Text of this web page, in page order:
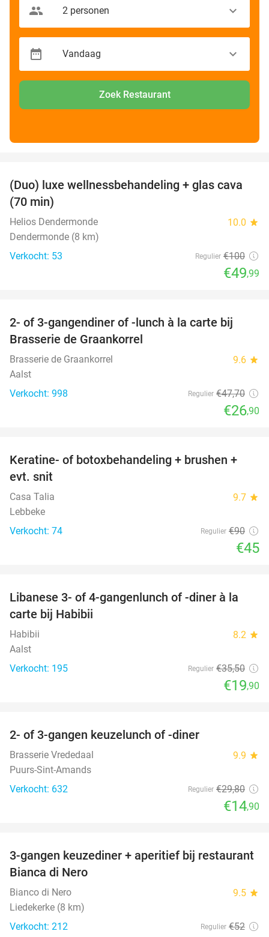
Zoek Restaurant
50%
(Duo) luxe wellnessbehandeling + glas cava
(70 min)
Helios Dendermonde 10.0 star
Dendermonde (8 km)
Verkocht: 53
Regulier €100
€49,99
44%
2- of 3-gangendiner of -lunch à la carte bij
Brasserie de Graankorrel
Brasserie de Graankorrel 9.6 star
Aalst
Verkocht: 998
Regulier €47,70
€26,90
50%
Keratine- of botoxbehandeling + brushen +
evt. snit
Casa Talia 9.7 star
Lebbeke
Verkocht: 74
Regulier €90
€45
44%
Libanese 3- of 4-gangenlunch of -diner à la
carte bij Habibii
Habibii 8.2 star
Aalst
Verkocht: 195
Regulier €35,50
€19,90
2- of 3-gangen keuzelunch of -diner
Brasserie Vrededaal 9.9 star
Puurs-Sint-Amands
Verkocht: 632
Regulier €29,80
€14,90
47%
3-gangen keuzediner + aperitief bij restaurant
Bianca di Nero
Bianco di Nero 9.5 star
Liedekerke (8 km)
Verkocht: 212
Regulier €52